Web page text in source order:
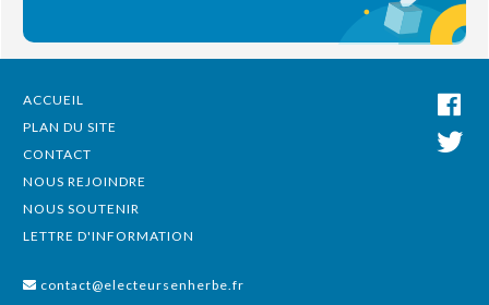
ACCUEIL
PLAN DU SITE
CONTACT
NOUS REJOINDRE
NOUS SOUTENIR
LETTRE D'INFORMATION
contact@electeursenherbe.fr